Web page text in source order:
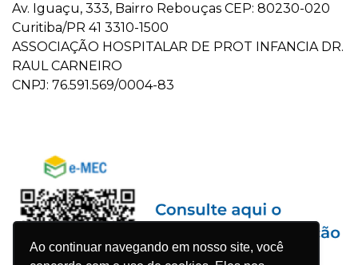
Ao continuar navegando em nosso site, você
Av. Iguaçu, 333, Bairro Rebouças CEP: 80230-020
Curitiba/PR 41 3310-1500
ASSOCIAÇÃO HOSPITALAR DE PROT INFANCIA DR.
RAUL CARNEIRO
CNPJ: 76.591.569/0004-83